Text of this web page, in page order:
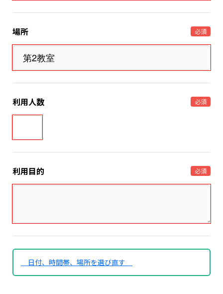
場所 必須
利用人数 必須
利用目的 必須
日付、時間帯、場所を選び直す